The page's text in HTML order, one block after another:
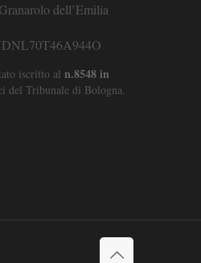
dell’Emilia
iscritto al n.8548 in
del Tribunale di Bologna.